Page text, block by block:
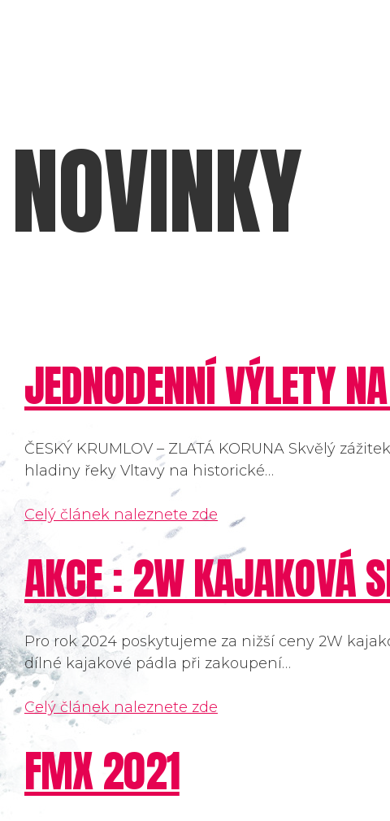
NOVINKY
JEDNODENNÍ VÝLETY
ČESKÝ KRUMLOV – ZLATÁ KORUNA Skvělý
hladiny řeky Vltavy na historické…
Celý článek naleznete zde
AKCE : 2W KAJAKOVÁ
Pro rok 2024 poskytujeme za nižší ceny 2W
dílné kajakové pádla při zakoupení…
Celý článek naleznete zde
FMX 2021